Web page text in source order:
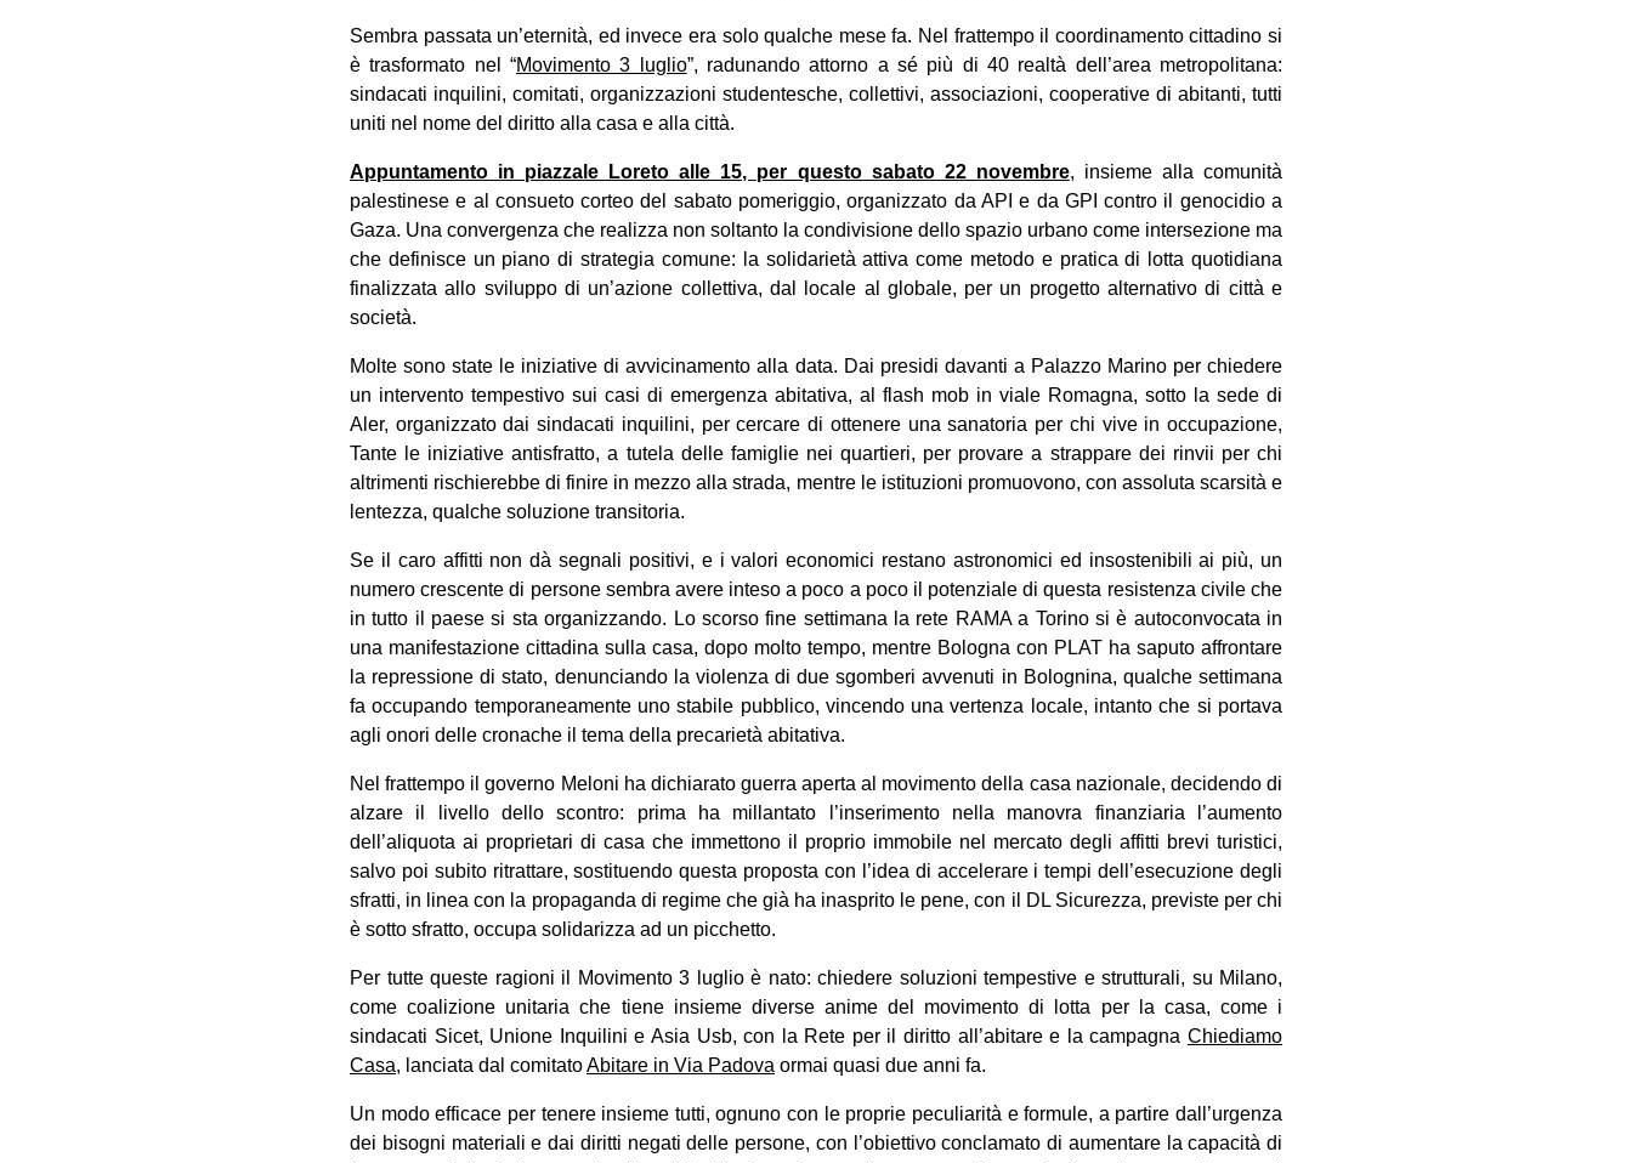
Sembra passata un’eternità, ed invece era solo qualche mese fa. Nel frattempo il coordinamento cittadino si
è trasformato nel “Movimento 3 luglio”, radunando attorno a sé più di 40 realtà dell’area metropolitana:
sindacati inquilini, comitati, organizzazioni studentesche, collettivi, associazioni, cooperative di abitanti, tutti
uniti nel nome del diritto alla casa e alla città.
Appuntamento in piazzale Loreto alle 15, per questo sabato 22 novembre, insieme alla comunità
palestinese e al consueto corteo del sabato pomeriggio, organizzato da API e da GPI contro il genocidio a
Gaza. Una convergenza che realizza non soltanto la condivisione dello spazio urbano come intersezione ma
che definisce un piano di strategia comune: la solidarietà attiva come metodo e pratica di lotta quotidiana
finalizzata allo sviluppo di un’azione collettiva, dal locale al globale, per un progetto alternativo di città e
società.
Molte sono state le iniziative di avvicinamento alla data. Dai presidi davanti a Palazzo Marino per chiedere
un intervento tempestivo sui casi di emergenza abitativa, al flash mob in viale Romagna, sotto la sede di
Aler, organizzato dai sindacati inquilini, per cercare di ottenere una sanatoria per chi vive in occupazione,
Tante le iniziative antisfratto, a tutela delle famiglie nei quartieri, per provare a strappare dei rinvii per chi
altrimenti rischierebbe di finire in mezzo alla strada, mentre le istituzioni promuovono, con assoluta scarsità e
lentezza, qualche soluzione transitoria.
Se il caro affitti non dà segnali positivi, e i valori economici restano astronomici ed insostenibili ai più, un
numero crescente di persone sembra avere inteso a poco a poco il potenziale di questa resistenza civile che
in tutto il paese si sta organizzando. Lo scorso fine settimana la rete RAMA a Torino si è autoconvocata in
una manifestazione cittadina sulla casa, dopo molto tempo, mentre Bologna con PLAT ha saputo affrontare
la repressione di stato, denunciando la violenza di due sgomberi avvenuti in Bolognina, qualche settimana
fa occupando temporaneamente uno stabile pubblico, vincendo una vertenza locale, intanto che si portava
agli onori delle cronache il tema della precarietà abitativa.
Nel frattempo il governo Meloni ha dichiarato guerra aperta al movimento della casa nazionale, decidendo di
alzare il livello dello scontro: prima ha millantato l’inserimento nella manovra finanziaria l’aumento
dell’aliquota ai proprietari di casa che immettono il proprio immobile nel mercato degli affitti brevi turistici,
salvo poi subito ritrattare, sostituendo questa proposta con l’idea di accelerare i tempi dell’esecuzione degli
sfratti, in linea con la propaganda di regime che già ha inasprito le pene, con il DL Sicurezza, previste per chi
è sotto sfratto, occupa solidarizza ad un picchetto.
Per tutte queste ragioni il Movimento 3 luglio è nato: chiedere soluzioni tempestive e strutturali, su Milano,
come coalizione unitaria che tiene insieme diverse anime del movimento di lotta per la casa, come i
sindacati Sicet, Unione Inquilini e Asia Usb, con la Rete per il diritto all’abitare e la campagna Chiediamo
Casa, lanciata dal comitatoAbitare in Via Padova ormai quasi due anni fa.
Un modo efficace per tenere insieme tutti, ognuno con le proprie peculiarità e formule, a partire dall’urgenza
dei bisogni materiali e dai diritti negati delle persone, con l’obiettivo conclamato di aumentare la capacità di